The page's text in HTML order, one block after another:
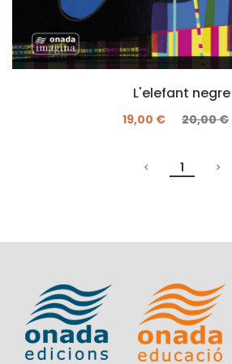
L'elefant negre
19,00 € 20,00 €
1